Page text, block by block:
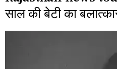
साल की बेटी का